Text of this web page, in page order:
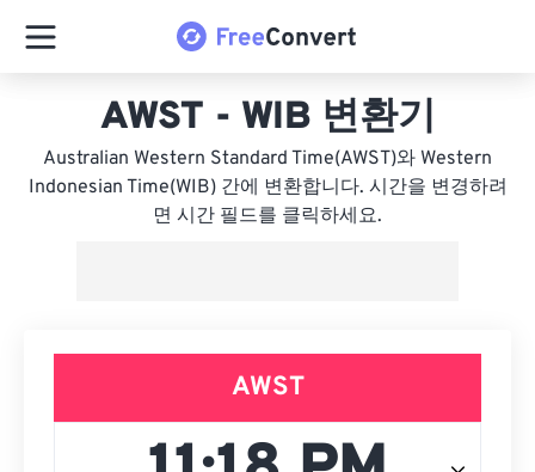
AWST - WIB 변환기
Australian Western Standard Time(AWST)와 Western
Indonesian Time(WIB) 간에 변환합니다. 시간을 변경하려
면 시간 필드를 클릭하세요.
AWST